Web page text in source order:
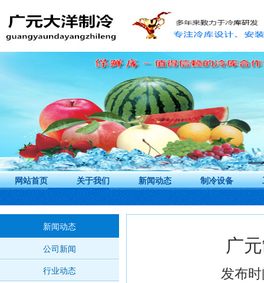
网站首页 关于我们 新闻动态 制冷设备
新闻动态
公司新闻
行业动态
广
发布